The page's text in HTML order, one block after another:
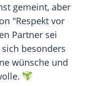
gemeint, aber
"Respekt vor
Partner sei
besonders
wünsche und